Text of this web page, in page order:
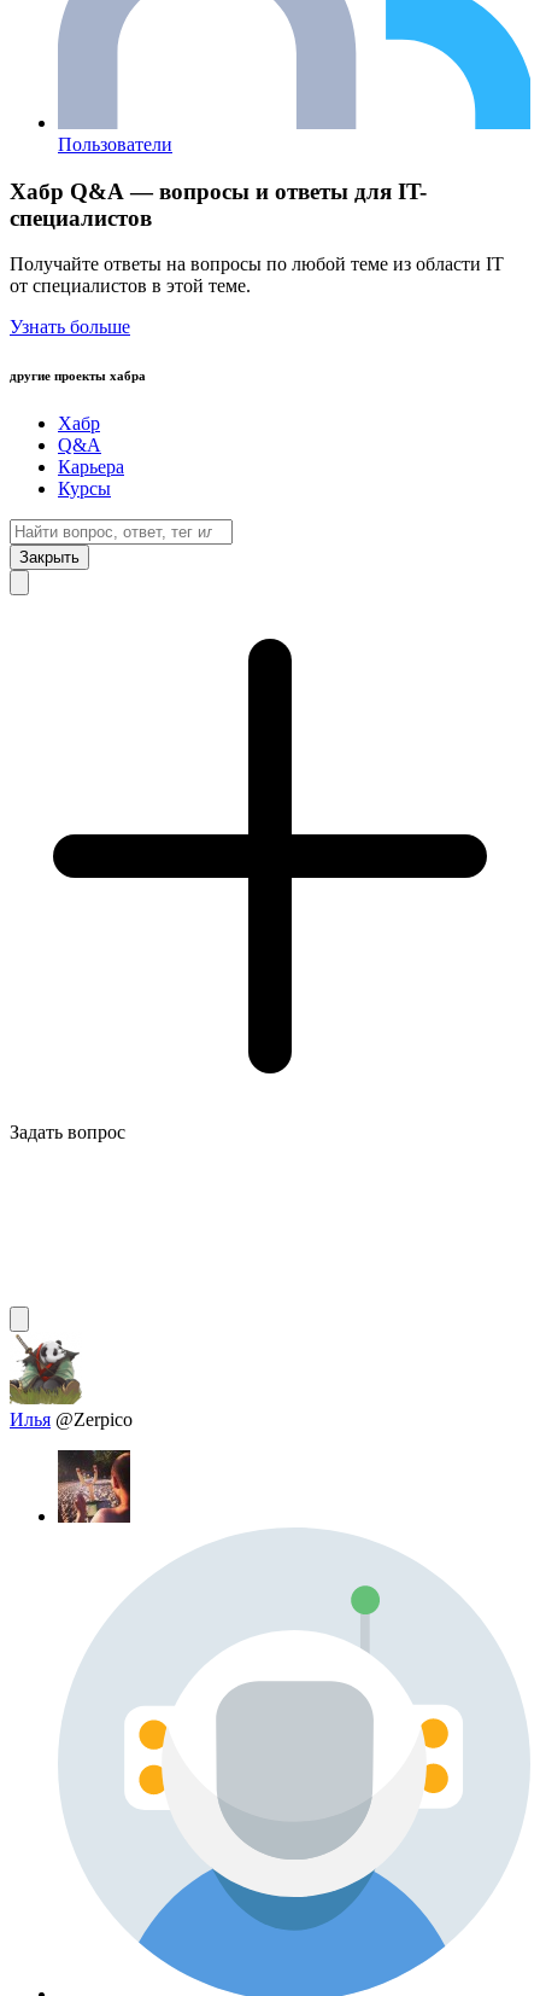
Пользователи
Хабр Q&A — вопросы и ответы для IT-
специалистов
Получайте ответы на вопросы по любой теме из области IT
от специалистов в этой теме.
Узнать больше
другие проекты хабра
Хабр
Q&A
Карьера
Курсы
Закрыть
Задать вопрос
Илья @Zerpico